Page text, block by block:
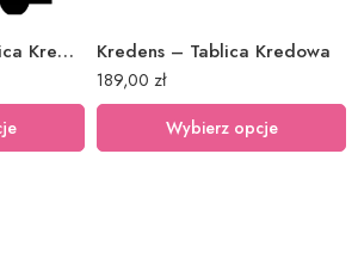
Lokomotywa – Tablica Kredowa Kredens – Tablica Kredowa
189,00 zł
Wybierz opcje